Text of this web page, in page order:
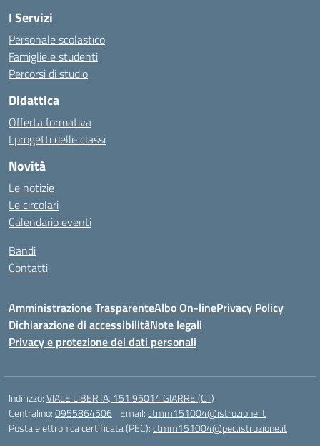
I Servizi
Personale scolastico
Famiglie e studenti
Percorsi di studio
Didattica
Offerta formativa
I progetti delle classi
Novità
Le notizie
Le circolari
Calendario eventi
Bandi
Contatti
Amministrazione TrasparenteAlbo On-linePrivacy Policy
Dichiarazione di accessibilitàNote legali
Privacy e protezione dei dati personali
Indirizzo:VIALE LIBERTA’, 151 95014 GIARRE (CT)
Centralino:0955864506 Email:ctmm151004@istruzione.it
Posta elettronica certificata (PEC):ctmm151004@pec.istruzione.it